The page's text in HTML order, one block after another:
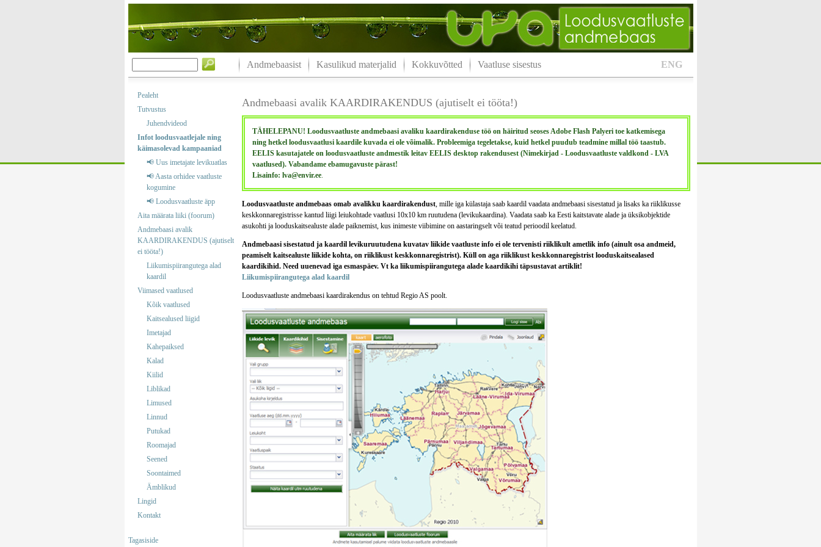
ENG
Andmebaasist Kasulikud materjalid Kokkuvõtted Vaatluse sisestus
Pealeht
Tutvustus
Juhendvideod
Infot loodusvaatlejale ning
käimasolevad kampaaniad
📢 Uus imetajate levikuatlas
📢 Aasta orhidee vaatluste
kogumine
📢 Loodusvaatluste äpp
Aita määrata liiki (foorum)
Andmebaasi avalik
KAARDIRAKENDUS (ajutiselt
ei tööta!)
Liikumispiirangutega alad
kaardil
Viimased vaatlused
Kõik vaatlused
Kaitsealused liigid
Imetajad
Kahepaiksed
Kalad
Kiilid
Liblikad
Limused
Linnud
Putukad
Roomajad
Seened
Soontaimed
Ämblikud
Lingid
Kontakt
Tagasiside
Andmebaasi avalik KAARDIRAKENDUS (ajutiselt ei tööta!)
TÄHELEPANU! Loodusvaatluste andmebaasi avaliku kaardirakenduse töö on häiritud seoses Adobe Flash Palyeri toe katkemisega
ning hetkel loodusvaatlusi kaardile kuvada ei ole võimalik. Probleemiga tegeletakse, kuid hetkel puudub teadmine millal töö taastub.
EELIS kasutajatele on loodusvaatluste andmestik leitav EELIS desktop rakendusest (Nimekirjad - Loodusvaatluste valdkond - LVA
vaatlused). Vabandame ebamugavuste pärast!
Lisainfo: lva@envir.ee.
Loodusvaatluste andmebaas omab avalikku kaardirakendust, mille iga külastaja saab kaardil vaadata andmebaasi sisestatud ja lisaks ka riiklikusse
keskkonnaregistrisse kantud liigi leiukohtade vaatlusi 10x10 km ruutudena (levikukaardina). Vaadata saab ka Eesti kaitstavate alade ja üksikobjektide
asukohti ja looduskaitsealuste alade paiknemist, kus inimeste viibimine on aastaringselt või teatud perioodil keelatud.
Andmebaasi sisestatud ja kaardil levikuruutudena kuvatav liikide vaatluste info ei ole tervenisti riiklikult ametlik info (ainult osa andmeid,
peamiselt kaitsealuste liikide kohta, on riiklikust keskkonnaregistrist). Küll on aga riiklikust keskkonnaregistrist looduskaitsealased
kaardikihid. Need uuenevad iga esmaspäev. Vt ka liikumispiirangutega alade kaardikihi täpsustavat artiklit!
Liikumispiirangutega alad kaardil
Loodusvaatluste andmebaasi kaardirakendus on tehtud Regio AS poolt.